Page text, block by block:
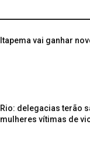
Itapema vai ganhar
Rio: delegacias terão
mulheres vítimas de